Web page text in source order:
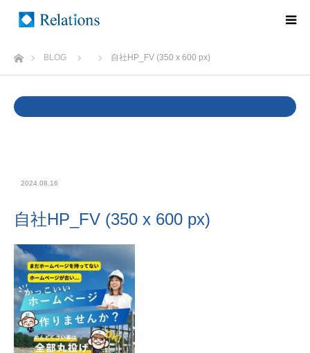
ホームBLOG 自社HP_FV (350 x 600 px)
2024.08.16
自社HP_FV (350 x 600 px)